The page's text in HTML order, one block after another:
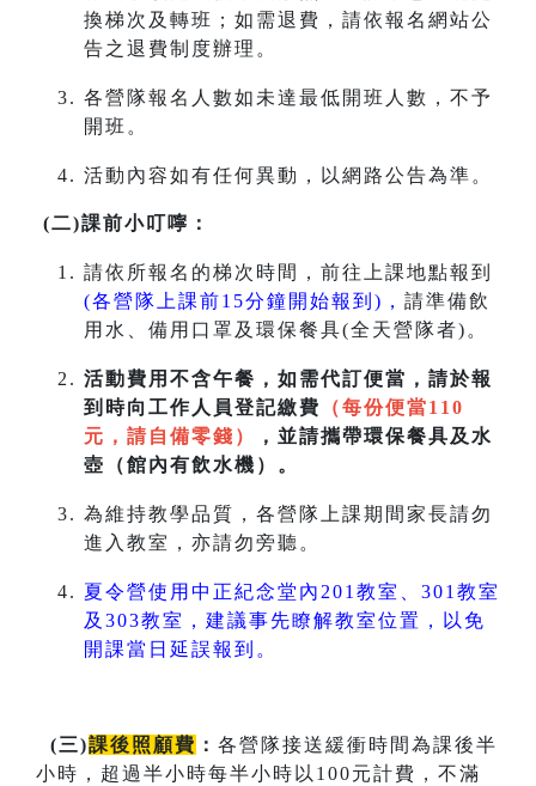
換梯次及轉班；如需退費，請依報名網站公
告之退費制度辦理。
各營隊報名人數如未達最低開班人數，不予
開班。
活動內容如有任何異動，以網路公告為準。
(二)課前小叮嚀：
請依所報名的梯次時間，前往上課地點報到
(各營隊上課前15分鐘開始報到)， 請準備飲
用水、備用口罩及環保餐具(全天營隊者)。
活動費用不含午餐，如需代訂便當，請於報
到時向工作人員登記繳費
（每份便當110
元，請自備零錢）
，並請攜帶環保餐具及水
壺（館內有飲水機）。
為維持教學品質，各營隊上課期間家長請勿
進入教室，亦請勿旁聽。
夏令營使用中正紀念堂內201教室、301教室
及303教室，建議事先瞭解教室位置，以免
開課當日延誤報到。
(三)課後照顧費 ： 各營隊接送緩衝時間為課後半
小時，超過半小時每半小時以100元計費，不滿